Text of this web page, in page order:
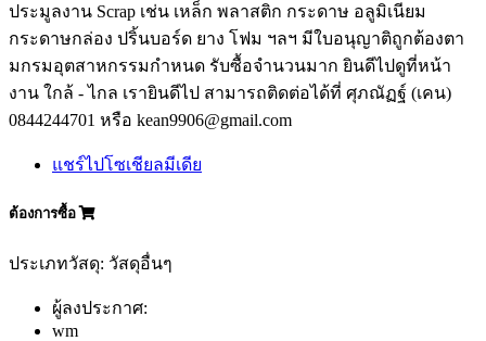
ประมูลงาน Scrap เช่น เหล็ก พลาสติก กระดาษ อลูมิเนียม
กระดาษกล่อง ปริ้นบอร์ด ยาง โฟม ฯลฯ มีใบอนุญาติถูกต้องตา
มกรมอุตสาหกรรมกำหนด รับซื้อจำนวนมาก ยินดีไปดูที่หน้า
งาน ใกล้ - ไกล เรายินดีไป สามารถติดต่อได้ที่ ศุภณัฏฐ์ (เคน)
0844244701 หรือ kean9906@gmail.com
แชร์ไปโซเชียลมีเดีย
ต้องการซื้อ
ประเภทวัสดุ: วัสดุอื่นๆ
ผู้ลงประกาศ:
wm